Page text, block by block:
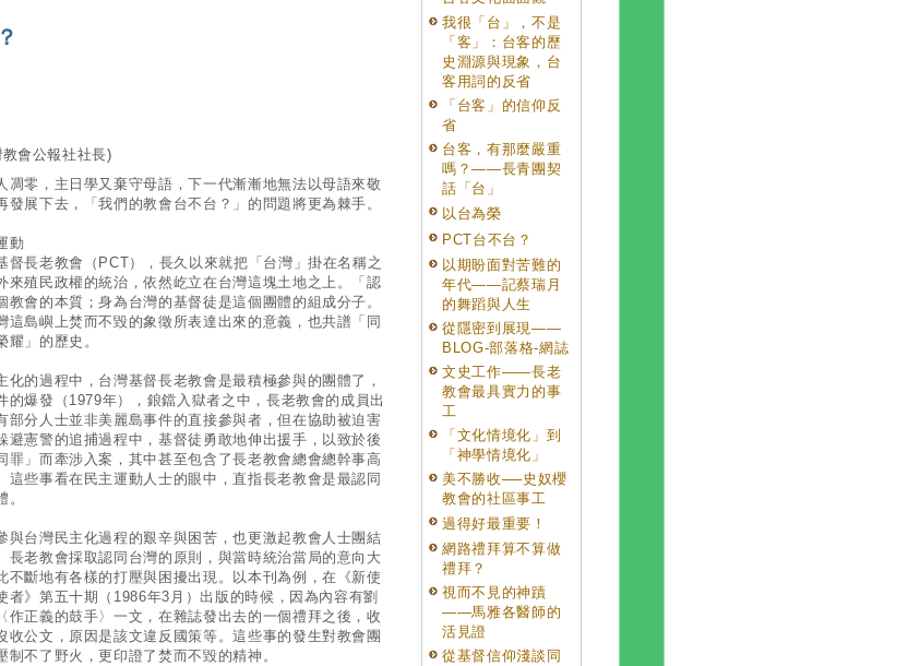
會公報社社長)
零，主日學又棄守母語，下一代漸漸地無法以母語來敬
發展下去，「我們的教會台不台？」的問題將更為棘手。
動
長老教會（PCT），長久以來就把「台灣」掛在名稱之
來殖民政權的統治，依然屹立在台灣這塊土地之上。「認
教會的本質；身為台灣的基督徒是這個團體的組成分子。
這島嶼上焚而不毀的象徵所表達出來的意義，也共譜「同
耀」的歷史。
的過程中，台灣基督長老教會是最積極參與的團體了，
的爆發（1979年），鋃鐺入獄者之中，長老教會的成員出
部分人士並非美麗島事件的直接參與者，但在協助被迫害
避憲警的追捕過程中，基督徒勇敢地伸出援手，以致於後
罪」而牽涉入案，其中甚至包含了長老教會總會總幹事高
這些事看在民主運動人士的眼中，直指長老教會是最認同
台灣民主化過程的艱辛與困苦，也更激起教會人士團結
長老教會採取認同台灣的原則，與當時統治當局的意向大
不斷地有各樣的打壓與困擾出現。以本刊為例，在《新使
者》第五十期（1986年3月）出版的時候，因為內容有劉
作正義的鼓手〉一文，在雜誌發出去的一個禮拜之後，收
收公文，原因是該文違反國策等。這些事的發生對教會團
制不了野火，更印證了焚而不毀的精神。
我很「台」，不是
「客」：台客的歷
史淵源與現象，台
客用詞的反省
「台客」的信仰反
省
台客，有那麼嚴重
嗎？——長青團契
話「台」
以台為榮
PCT台不台？
以期盼面對苦難的
年代——記蔡瑞月
的舞蹈與人生
從隱密到展現——
BLOG-部落格-網誌
文史工作——長老
教會最具實力的事
工
「文化情境化」到
「神學情境化」
美不勝收──史奴櫻
教會的社區事工
過得好最重要！
網路禮拜算不算做
禮拜？
視而不見的神蹟
——馬雅各醫師的
活見證
從基督信仰淺談同